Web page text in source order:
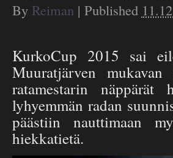
By Reiman | Published
KurkoCup 2015 sai
Muuratjärven
ratamestarin
lyhyemmän radan
päästiin nauttimaan
hiekkatietä.